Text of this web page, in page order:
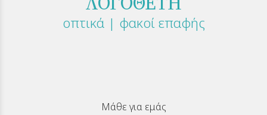
οπτικά | φακοί επαφής
Μάθε για εμάς